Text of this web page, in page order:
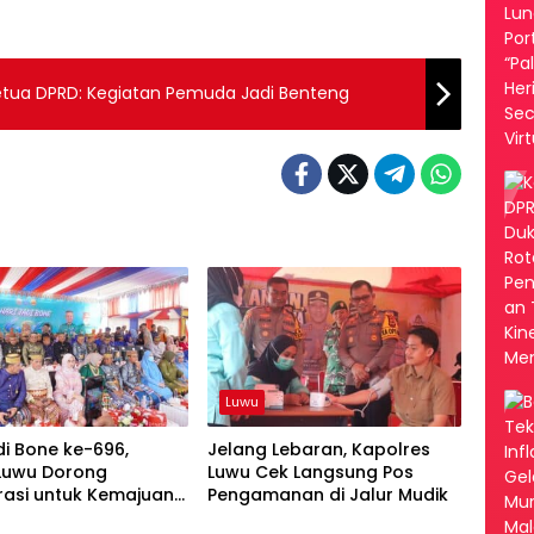
DPRD: Kegiatan Pemuda Jadi Benteng
Bone ke-696,
Dorong
untuk Kemajuan
Luwu
Jelang Lebaran, Kapolres
Luwu Cek Langsung Pos
Pengamanan di Jalur Mudik
Luwu